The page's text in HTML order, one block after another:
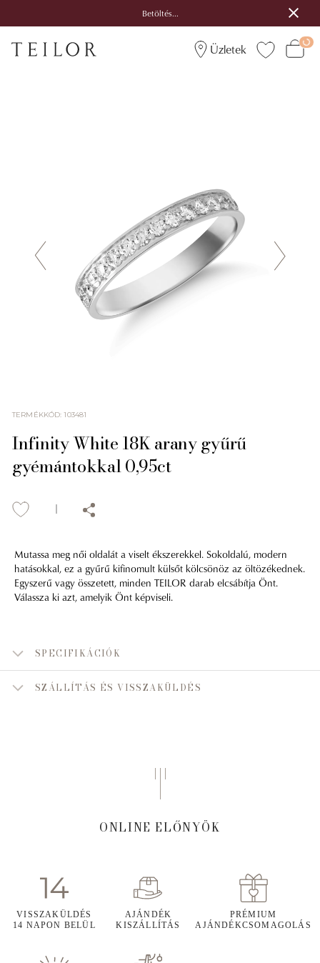
Betöltés...
Üzletek
TERMÉKKÓD:103481
Infinity White 18K arany gyűrű
gyémántokkal 0,95ct
Mutassa meg női oldalát a viselt ékszerekkel. Sokoldalú, modern
hatásokkal, ez a gyűrű kifinomult külsőt kölcsönöz az öltözékednek.
Egyszerű vagy összetett, minden TEILOR darab elcsábítja Önt.
Válassza ki azt, amelyik Önt képviseli.
SPECIFIKÁCIÓK
SZÁLLÍTÁS ÉS VISSZAKÜLDÉS
ONLINE ELŐNYÖK
VISSZAKÜLDÉS
14 NAPON BELÜL
AJÁNDÉK
KISZÁLLÍTÁS
PRÉMIUM
AJÁNDÉKCSOMAGOLÁS